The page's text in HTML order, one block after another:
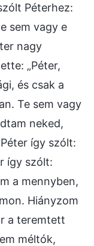
Péterhez:
sem vagy e
nagy
„Péter,
és csak a
Te sem vagy
neked,
így szólt:
így szólt:
a mennyben,
Hiányzom
a teremtett
méltók,